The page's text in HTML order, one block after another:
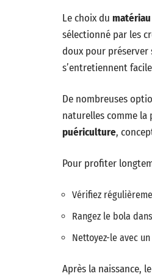
Le choix du matériau
sélectionné par les
doux pour préserver
s’entretiennent
De nombreuses
naturelles comme la
puériculture,
Pour profiter
Vérifiez
Rangez le bola
Nettoyez-le avec
Après la naissance,